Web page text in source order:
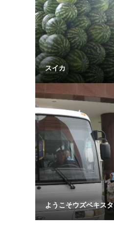
スイカ
ようこそウズベキスタ